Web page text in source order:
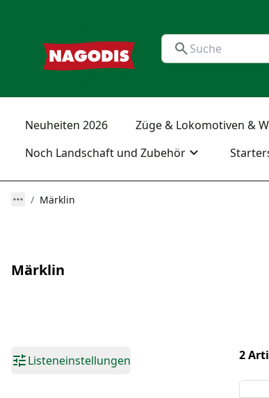
Neuheiten 2026 Züge & Lokomotiven &
Noch Landschaft und Zubehör
Märklin
Märklin
Listeneinstellungen 2